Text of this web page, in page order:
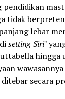
pendidikan
tidak
lebar
settingSiri’
hingga
secara